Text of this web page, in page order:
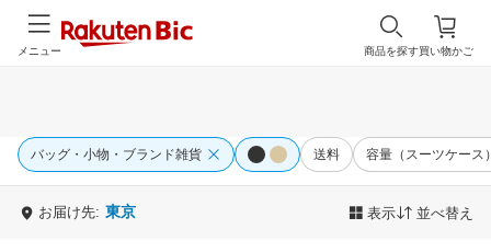
買い物かご
商品を探す
メニュー
バッグ・小物・ブランド雑貨 送料 容量（スーツケース
お届け先: 東京 表示 並べ替え